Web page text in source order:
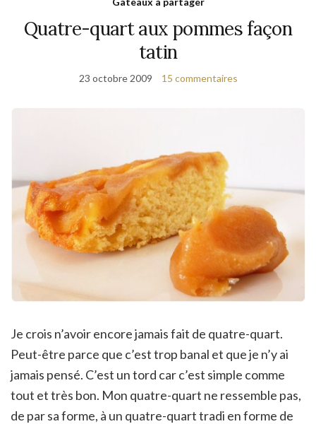
Quatre-quart aux pommes façon
tatin
23 octobre 2009 15 commentaires
Je crois n’avoir encore jamais fait de quatre-quart.
Peut-être parce que c’est trop banal et que je n’y ai
jamais pensé. C’est un tord car c’est simple comme
tout et très bon. Mon quatre-quart ne ressemble pas,
de par sa forme, à un quatre-quart tradi en forme de